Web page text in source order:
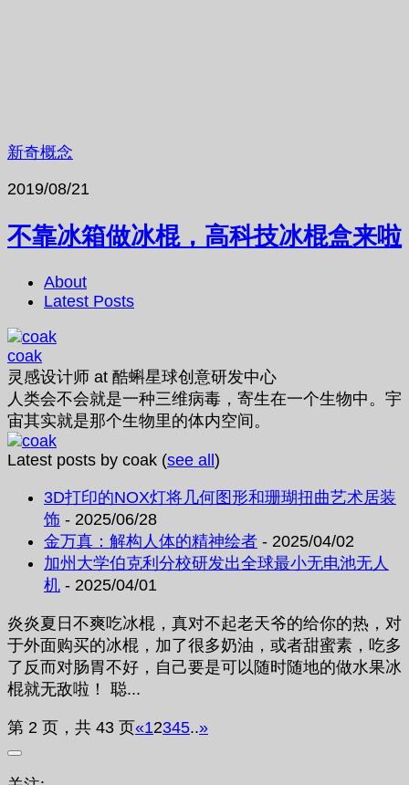
新奇概念
2019/08/21
不靠冰箱做冰棍，高科技冰棍盒来啦
About
Latest Posts
coak
灵感设计师 at 酷蝌星球创意研发中心
人类会不会就是一种三维病毒，寄生在一个生物中。宇
宙其实就是那个生物里的体内空间。
Latest posts by coak (see all )
3D打印的NOX灯将几何图形和珊瑚扭曲艺术居装
饰 - 2025/06/28
金万真：解构人体的精神绘者 - 2025/04/02
加州大学伯克利分校研发出全球最小无电池无人
机 - 2025/04/01
炎炎夏日不爽吃冰棍，真对不起老天爷的给你的热，对
于外面购买的冰棍，加了很多奶油，或者甜蜜素，吃多
了反而对肠胃不好，自己要是可以随时随地的做水果冰
棍就无敌啦！ 聪...
第 2 页，共 43 页«12345..»